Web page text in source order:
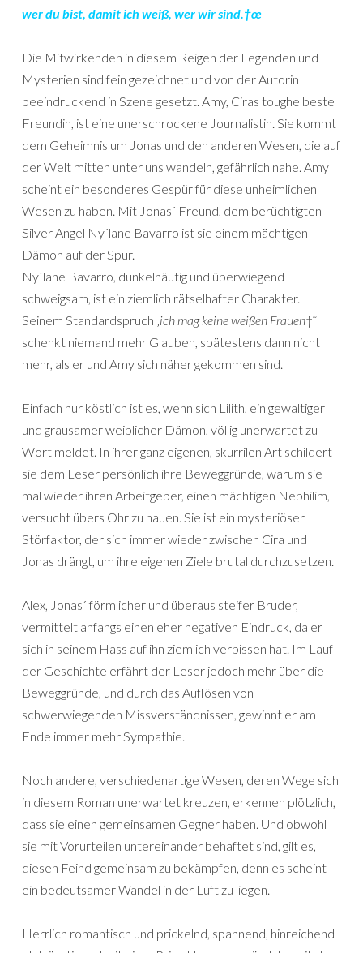
wer du bist, damit ich weiß, wer wir sind.†œ
Die Mitwirkenden in diesem Reigen der Legenden und
Mysterien sind fein gezeichnet und von der Autorin
beeindruckend in Szene gesetzt. Amy, Ciras toughe beste
Freundin, ist eine unerschrockene Journalistin. Sie kommt
dem Geheimnis um Jonas und den anderen Wesen, die auf
der Welt mitten unter uns wandeln, gefährlich nahe. Amy
scheint ein besonderes Gespür für diese unheimlichen
Wesen zu haben. Mit Jonas´ Freund, dem berüchtigten
Silver Angel Ny´lane Bavarro ist sie einem mächtigen
Dämon auf der Spur.
Ny´lane Bavarro, dunkelhäutig und überwiegend
schweigsam, ist ein ziemlich rätselhafter Charakter.
Seinem Standardspruch ‚ich mag keine weißen Frauen†˜
schenkt niemand mehr Glauben, spätestens dann nicht
mehr, als er und Amy sich näher gekommen sind.
Einfach nur köstlich ist es, wenn sich Lilith, ein gewaltiger
und grausamer weiblicher Dämon, völlig unerwartet zu
Wort meldet. In ihrer ganz eigenen, skurrilen Art schildert
sie dem Leser persönlich ihre Beweggründe, warum sie
mal wieder ihren Arbeitgeber, einen mächtigen Nephilim,
versucht übers Ohr zu hauen. Sie ist ein mysteriöser
Störfaktor, der sich immer wieder zwischen Cira und
Jonas drängt, um ihre eigenen Ziele brutal durchzusetzen.
Alex, Jonas´ förmlicher und überaus steifer Bruder,
vermittelt anfangs einen eher negativen Eindruck, da er
sich in seinem Hass auf ihn ziemlich verbissen hat. Im Lauf
der Geschichte erfährt der Leser jedoch mehr über die
Beweggründe, und durch das Auflösen von
schwerwiegenden Missverständnissen, gewinnt er am
Ende immer mehr Sympathie.
Noch andere, verschiedenartige Wesen, deren Wege sich
in diesem Roman unerwartet kreuzen, erkennen plötzlich,
dass sie einen gemeinsamen Gegner haben. Und obwohl
sie mit Vorurteilen untereinander behaftet sind, gilt es,
diesen Feind gemeinsam zu bekämpfen, denn es scheint
ein bedeutsamer Wandel in der Luft zu liegen.
Herrlich romantisch und prickelnd, spannend, hinreichend